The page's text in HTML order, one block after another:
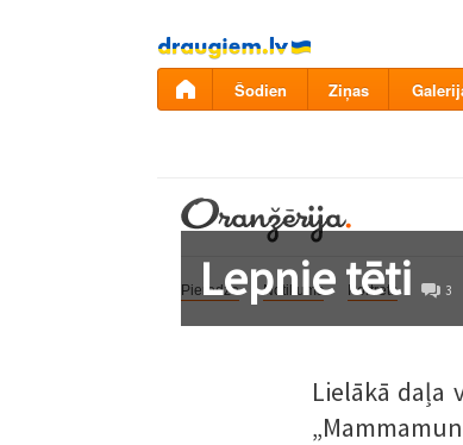
Pāriet
uz
saturu
Šodien Ziņas
Pieredze Notikums Portrets
Lepnie tēti 3
Lielākā daļa